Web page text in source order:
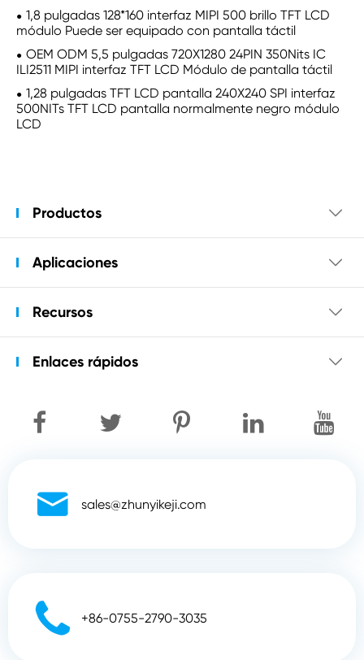
1,8 pulgadas 128*160 interfaz MIPI 500 brillo TFT LCD
módulo Puede ser equipado con pantalla táctil
OEM ODM 5,5 pulgadas 720X1280 24PIN 350Nits IC
ILI2511 MIPI interfaz TFT LCD Módulo de pantalla táctil
1,28 pulgadas TFT LCD pantalla 240X240 SPI interfaz
500NITs TFT LCD pantalla normalmente negro módulo
LCD
Productos 
Aplicaciones 
Recursos 
Enlaces rápidos 
 sales@zhunyikeji.com
 +86-0755-2790-3035